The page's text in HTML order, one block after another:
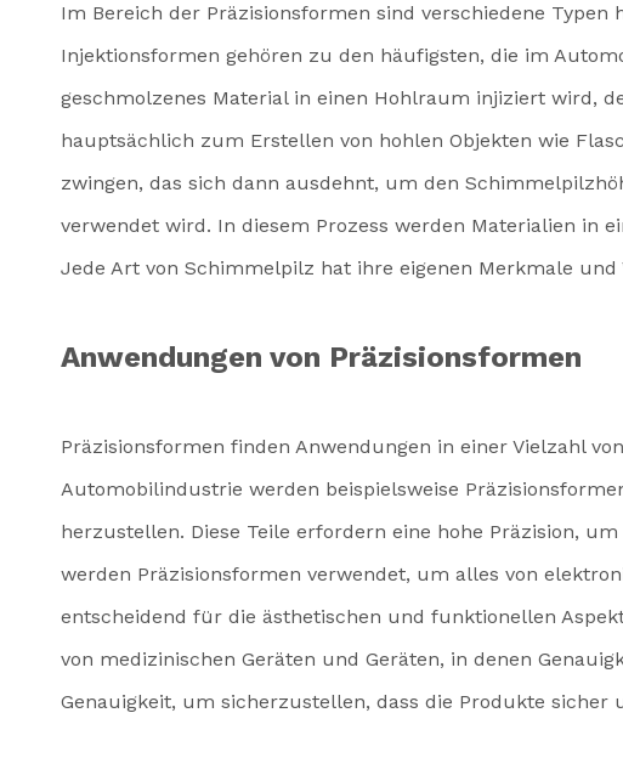
Im Bereich der Präzisionsformen sind verschiedene
Injektionsformen gehören zu den häufigsten, die im
geschmolzenes Material in einen Hohlraum injiziert wird,
hauptsächlich zum Erstellen von hohlen Objekten wie
zwingen, das sich dann ausdehnt, um den
verwendet wird. In diesem Prozess werden Materialien in
Jede Art von Schimmelpilz hat ihre eigenen Merkmale
Anwendungen von Präzisionsformen
Präzisionsformen finden Anwendungen in einer Vielzahl
Automobilindustrie werden beispielsweise
herzustellen. Diese Teile erfordern eine hohe Präzision,
werden Präzisionsformen verwendet, um alles von
entscheidend für die ästhetischen und funktionellen
von medizinischen Geräten und Geräten, in denen
Genauigkeit, um sicherzustellen, dass die Produkte